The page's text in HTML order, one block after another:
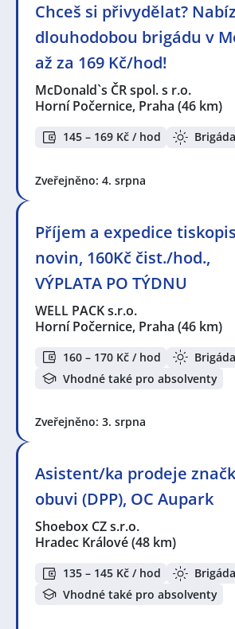
Chceš si přivydělat?
dlouhodobou brigádu v
až za 169 Kč/hod!
McDonald`s ČR spol. s r.o.
Horní Počernice, Praha (46 km)
145 – 169 Kč / hod Brigáda
Zveřejněno: 4. srpna
Příjem a expedice
novin, 160Kč čist./hod.,
VÝPLATA PO TÝDNU
WELL PACK s.r.o.
Horní Počernice, Praha (46 km)
160 – 170 Kč / hod
Brigáda
Vhodné také pro absolventy
Zveřejněno: 3. srpna
Asistent/ka prodeje
obuvi (DPP), OC Aupark
Shoebox CZ s.r.o.
Hradec Králové(48 km)
135 – 145 Kč / hod
Brigáda
Vhodné také pro absolventy